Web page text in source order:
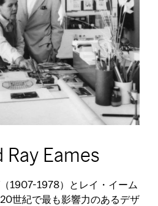
Eames
1907-1978）とレイ・イーム
世紀で最も影響力のあるデザ